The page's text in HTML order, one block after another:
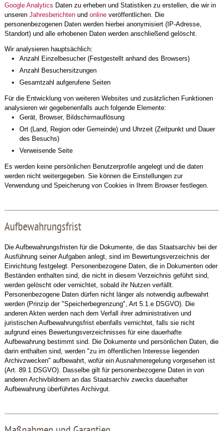
Google Analytics Daten zu erheben und Statistiken zu erstellen, die wir in
unseren Jahresberichtenund onlineveröffentlichen. Die
personenbezogenen Daten werden hierbei anonymisiert (IP-Adresse,
Standort) und alle erhobenen Daten werden anschließend gelöscht.
Wir analysieren hauptsächlich:
Anzahl Einzelbesucher (Festgestellt anhand des Browsers)
Anzahl Besuchersitzungen
Gesamtzahl aufgerufene Seiten
Für die Entwicklung von weiteren Websites und zusätzlichen Funktionen
analysieren wir gegebenenfalls auch folgende Elemente:
Gerät, Browser, Bildschirmauflösung
Ort (Land, Region oder Gemeinde) und Uhrzeit (Zeitpunkt und Dauer
des Besuchs)
Verweisende Seite
Es werden keine persönlichen Benutzerprofile angelegt und die daten
werden nicht weitergegeben. Sie können die Einstellungen zur
Verwendung und Speicherung von Cookies in Ihrem Browser festlegen.
Aufbewahrungsfrist
Die Aufbewahrungsfristen für die Dokumente, die das Staatsarchiv bei der
Ausführung seiner Aufgaben anlegt, sind im Bewertungsverzeichnis der
Einrichtung festgelegt. Personenbezogene Daten, die in Dokumenten oder
Beständen enthalten sind, die nicht in diesem Verzeichnis geführt sind,
werden gelöscht oder vernichtet, sobald ihr Nutzen verfällt.
Personenbezogene Daten dürfen nicht länger als notwendig aufbewahrt
werden (Prinzip der "Speicherbegrenzung", Art 5.1.e DSGVO). Die
anderen Akten werden nach dem Verfall ihrer administrativen und
juristischen Aufbewahrungsfrist ebenfalls vernichtet, falls sie nicht
aufgrund eines Bewertungsverzeichnisses für eine dauerhafte
Aufbewahrung bestimmt sind. Die Dokumente und persönlichen Daten, die
darin enthalten sind, werden "zu im öffentlichen Interesse liegenden
Archivzwecken" aufbewahrt, wofür ein Ausnahmeregelung vorgesehen ist
(Art. 89.1 DSGVO). Dasselbe gilt für personenbezogene Daten in von
anderen Archivbildnern an das Staatsarchiv zwecks dauerhafter
Aufbewahrung überführtes Archivgut.